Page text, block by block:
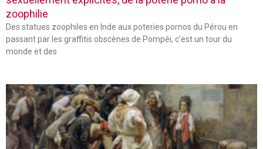
zoophilie
Des statues zoophiles en Inde aux poteries pornos du Pérou en
passant par les graffitis obscènes de Pompéi, c’est un tour du
monde et des